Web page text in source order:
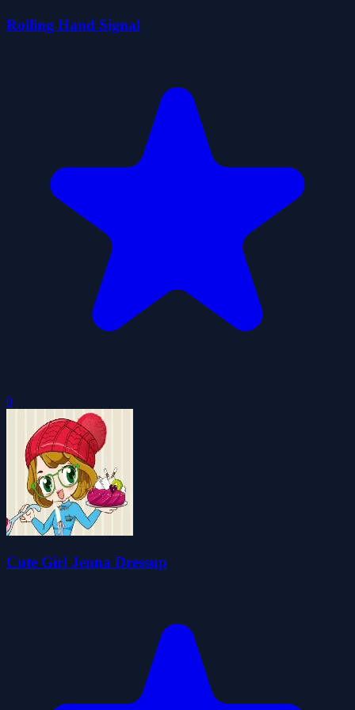
Rolling Hand Signal
0
Cute Girl Jenna Dressup